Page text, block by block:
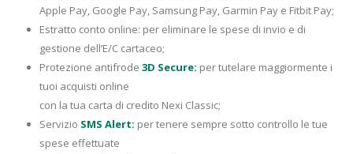
Apple Pay, Google Pay, Samsung Pay, Garmin Pay e Fitbit Pay;
Estratto conto online: per eliminare le spese di invio e di
gestione dell’E/C cartaceo;
Protezione antifrode 3D Secure: per tutelare maggiormente i
tuoi acquisti online
con la tua carta di credito Nexi Classic;
Servizio SMS Alert: per tenere sempre sotto controllo le tue
spese effettuate